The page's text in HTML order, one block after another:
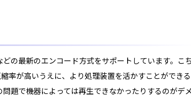
の最新のエンコード方式をサポートしています。こち
率が高いうえに、より処理装置を活かすことができる
題で機器によっては再生できなかったりするのがデメ